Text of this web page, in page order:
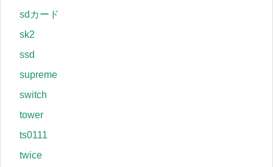
sdカード
sk2
ssd
supreme
switch
tower
ts0111
twice